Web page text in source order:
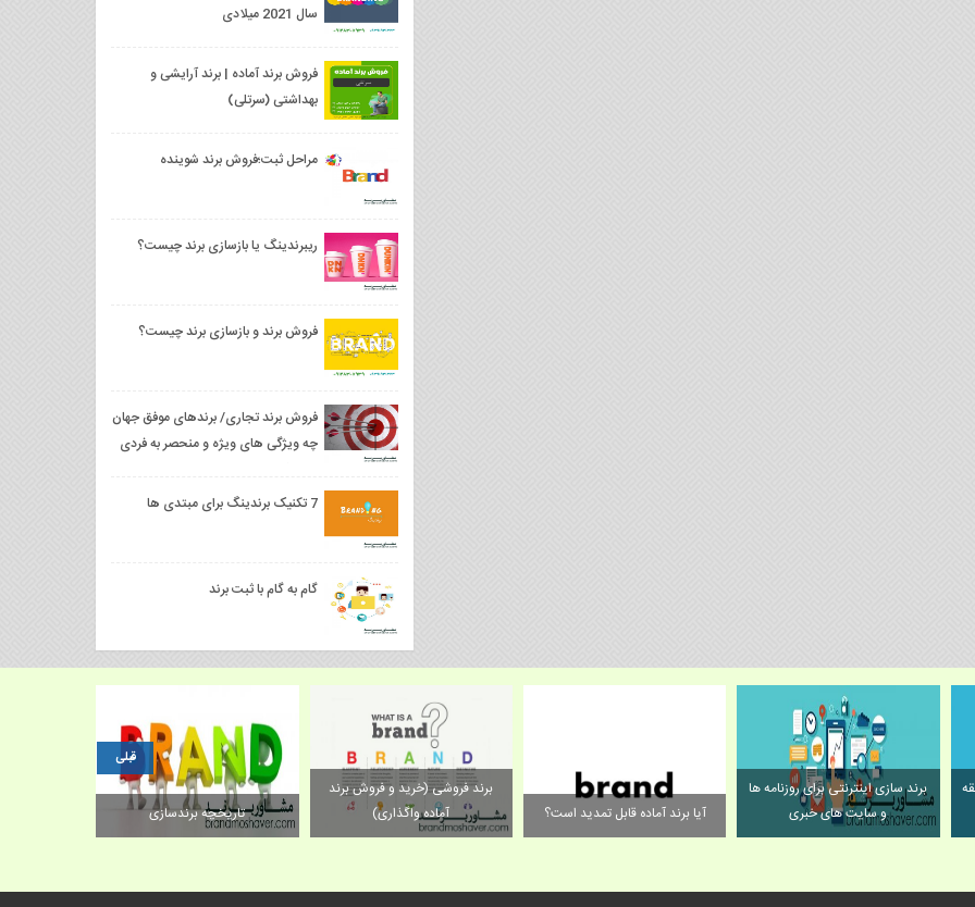
سال 2021 میلادی
فروش برند آماده | برند آرایشی و
بهداشتی (سرتلی)
مراحل ثبت؛فروش برند شوینده
ریبرندینگ یا بازسازی برند چیست؟
فروش برند و بازسازی برند چیست؟
فروش برند تجاری/ برندهای موفق جهان
چه ویژگی های ویژه و منحصر به فردی
7 تکنیک برندینگ برای مبتدی ها
گام به گام با ثبت برند
برند فروشی (خرید و فروش برند
آماده واگذاری)
آیا برند آماده قابل تمدید است؟
برند سازی اینترنتی برای روزنامه ها
و سایت های خبری
مقاومتی شدن اقتصاد ایران و حلقه
مفقوده‌ای به‌نام "برندینگ"
قبلی